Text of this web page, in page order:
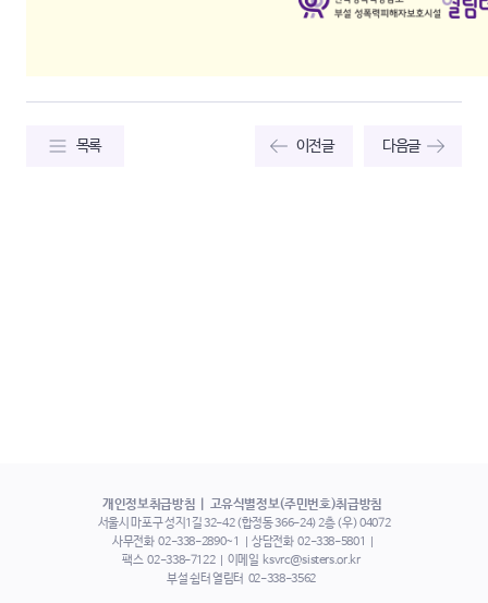
목록 이전글 다음글
개인정보취급방침 고유식별정보(주민번호)취급방침
서울시 마포구 성지1길 32-42 (합정동 366-24) 2층 (우) 04072
사무전화 02-338-2890~1 상담전화 02-338-5801
팩스 02-338-7122 이메일 ksvrc@sisters.or.kr
부설 쉼터 열림터 02-338-3562